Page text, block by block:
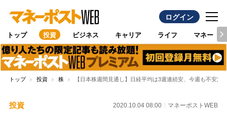
ログイン
トップ 投資 ビジネス キャリア ライフ マネー
トップ 投資 株 【日本株週間見通し】日経平均は3週連続安、今週も不安定
投資 2020.10.04 08:00 マネーポストWEB